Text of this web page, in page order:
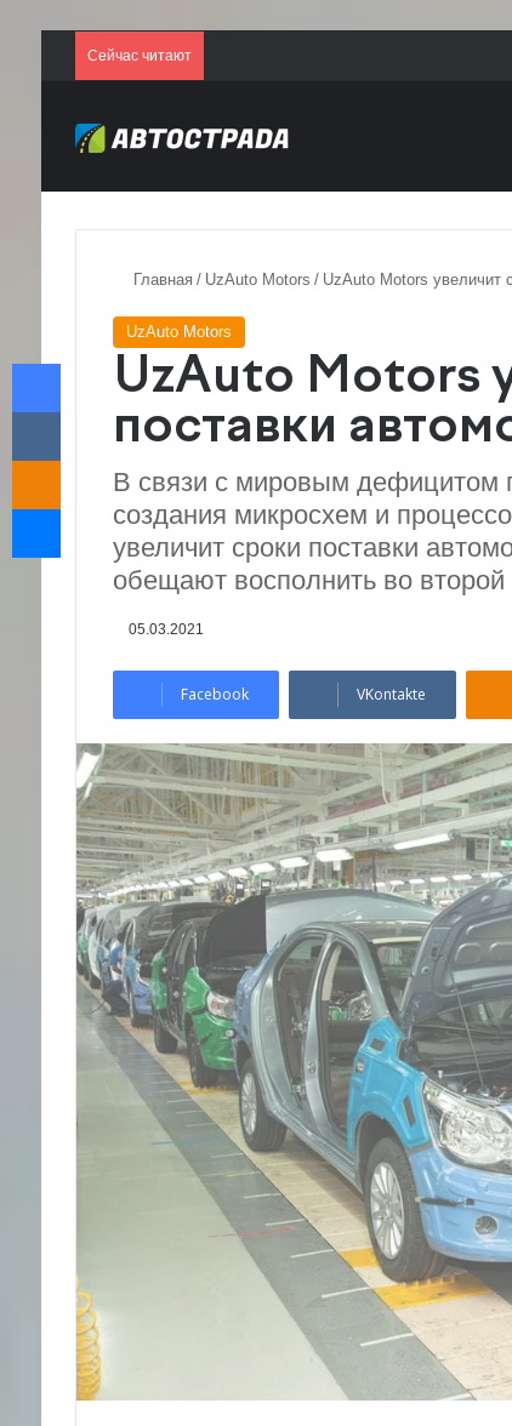
Сейчас читают
Главная / UzAuto Motors / UzAuto Motors увеличит
UzAuto Motors
UzAuto Motors
поставки
В связи с мировым дефицитом
создания микросхем и
увеличит сроки поставки
обещают восполнить во второй
05.03.2021
Facebook VKontakte
VKontakte
Messenger